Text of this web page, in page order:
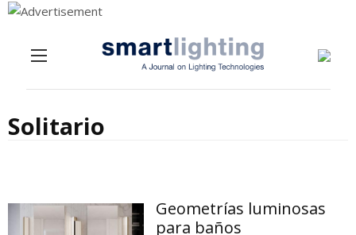
Solitario
Geometrías luminosas
para baños